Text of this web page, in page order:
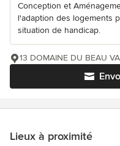
Conception et
l'adaption des logements
situation de handicap.
13 DOMAINE DU BEAU
Lieux à proximité